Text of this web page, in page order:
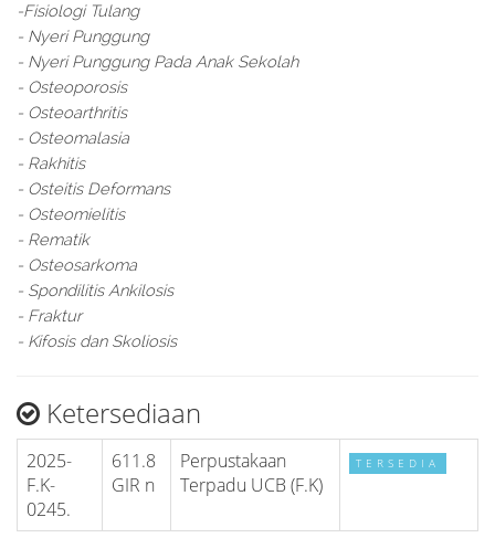
-Fisiologi Tulang
- Nyeri Punggung
- Nyeri Punggung Pada Anak Sekolah
- Osteoporosis
- Osteoarthritis
- Osteomalasia
- Rakhitis
- Osteitis Deformans
- Osteomielitis
- Rematik
- Osteosarkoma
- Spondilitis Ankilosis
- Fraktur
- Kifosis dan Skoliosis
Ketersediaan
2025-
F.K-
0245.
611.8
GIR n
Perpustakaan
Terpadu UCB (F.K)
TERSEDIA